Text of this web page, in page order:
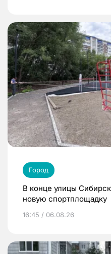
Город
В конце улицы
новую спортплощадку
16:45 / 06.08.26